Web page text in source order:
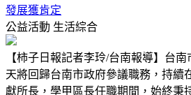
發展獲肯定
公益活動 生活綜合
【柿子日報記者李玲/台南報導】台
天將回歸台南市政府參議職務，持續
獻所長，學甲區長任職期間，始終秉